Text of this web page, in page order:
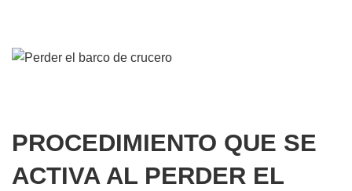
PROCEDIMIENTO QUE SE
ACTIVA AL PERDER EL